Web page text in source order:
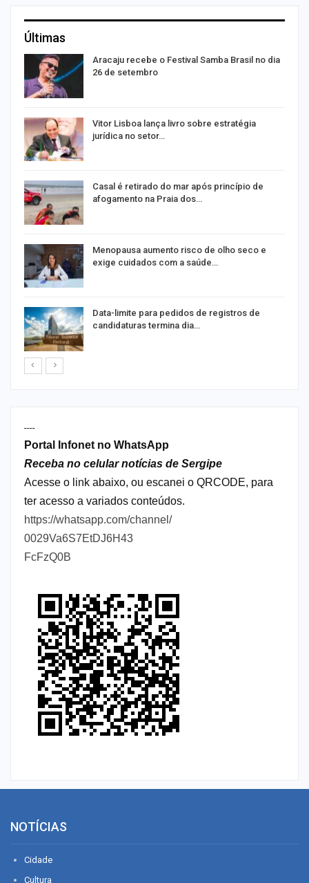
Últimas
Aracaju recebe o Festival Samba Brasil no dia
26 de setembro
Vitor Lisboa lança livro sobre estratégia
jurídica no setor…
Casal é retirado do mar após princípio de
afogamento na Praia dos…
Menopausa aumento risco de olho seco e
exige cuidados com a saúde…
Data-limite para pedidos de registros de
candidaturas termina dia…
----
Portal Infonet no WhatsApp
Receba no celular notícias de Sergipe
Acesse o link abaixo, ou escanei o QRCODE, para
ter acesso a variados conteúdos.
https://whatsapp.com/channel/
0029Va6S7EtDJ6H43
FcFzQ0B
NOTÍCIAS
Cidade
Cultura